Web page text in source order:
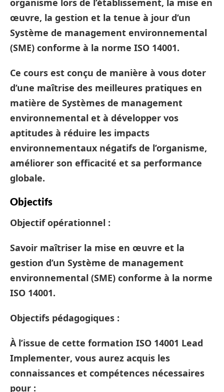
organisme lors de l’établissement, la mise en
œuvre, la gestion et la tenue à jour d’un
Système de management environnemental
(SME) conforme à la norme ISO 14001.
Ce cours est conçu de manière à vous doter
d’une maîtrise des meilleures pratiques en
matière de Systèmes de management
environnemental et à développer vos
aptitudes à réduire les impacts
environnementaux négatifs de l’organisme,
améliorer son efficacité et sa performance
globale.
Objectifs
Objectif opérationnel :
Savoir maîtriser la mise en œuvre et la
gestion d’un Système de management
environnemental (SME) conforme à la norme
ISO 14001.
Objectifs pédagogiques :
À l’issue de cette formation ISO 14001 Lead
Implementer, vous aurez acquis les
connaissances et compétences nécessaires
pour :